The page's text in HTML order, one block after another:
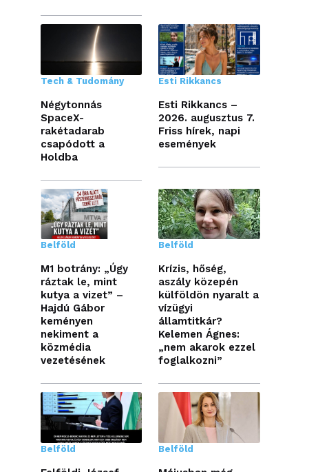
Tech & Tudomány
Négytonnás
SpaceX-
rakétadarab
csapódott a
Holdba
Esti Rikkancs
Esti Rikkancs –
2026. augusztus 7.
Friss hírek, napi
események
Belföld
M1 botrány: „Úgy
ráztak le, mint
kutya a vizet” –
Hajdú Gábor
keményen
nekiment a
közmédia
vezetésének
Belföld
Krízis, hőség,
aszály közepén
külföldön nyaralt a
vízügyi
államtitkár?
Kelemen Ágnes:
„nem akarok ezzel
foglalkozni”
Belföld Belföld